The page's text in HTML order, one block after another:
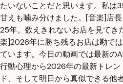
たいないことだと思います。私は
甘えも噛み分けました。[音楽]店
25年。数えきれないお店を見てき
楽]2026年に勝ち残るお店は勘で
ています。今日の動画では最新の
行動心理から2026年の最新トレ
ド、そして明日から真似できる他